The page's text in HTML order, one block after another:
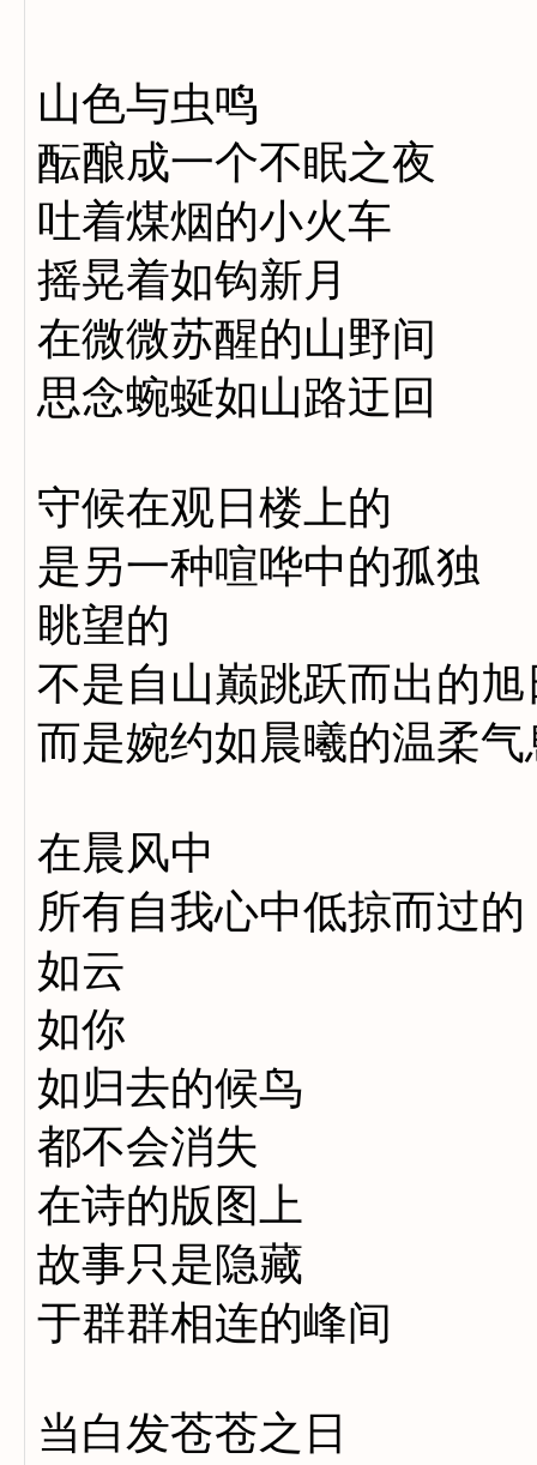
山色与虫鸣
酝酿成一个不眠之夜
吐着煤烟的小火车
摇晃着如钩新月
在微微苏醒的山野间
思念蜿蜒如山路迂回
守候在观日楼上的
是另一种喧哗中的孤独
眺望的
不是自山巅跳跃而出的旭
而是婉约如晨曦的温柔气
在晨风中
所有自我心中低掠而过的
如云
如你
如归去的候鸟
都不会消失
在诗的版图上
故事只是隐藏
于群群相连的峰间
当白发苍苍之日